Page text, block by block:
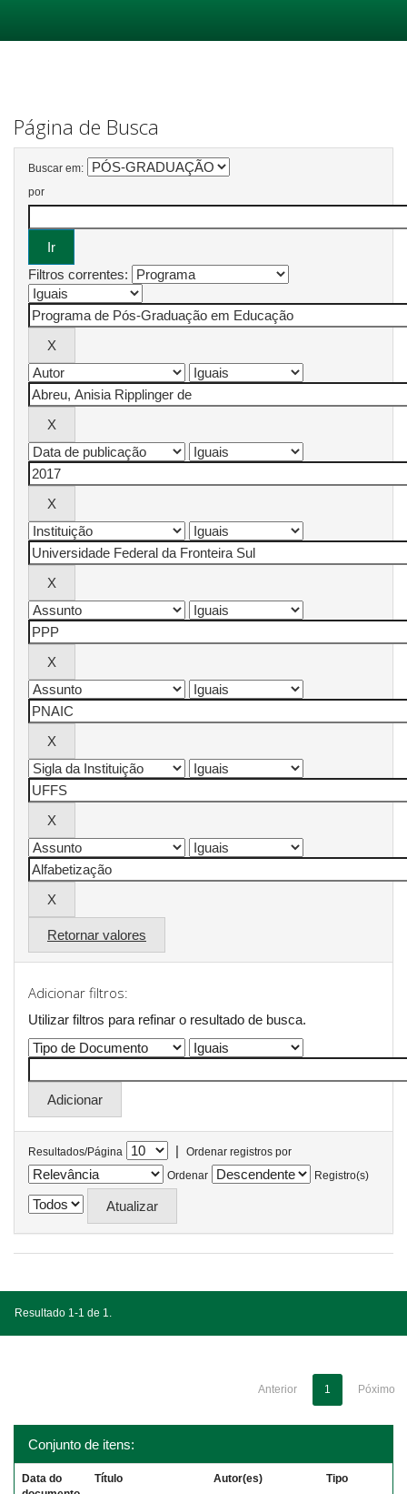
Página de Busca
Buscar em:
por
Filtros correntes:
Retornar valores
Adicionar filtros:
Utilizar filtros para refinar o resultado de busca.
Resultados/Página |
Ordenar registros por
Ordenar
Registro(s)
Resultado 1-1 de 1.
Anterior 1 Póximo
Conjunto de itens:
Data do
Título Autor(es) Tipo